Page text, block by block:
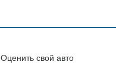
Оценить свой авто